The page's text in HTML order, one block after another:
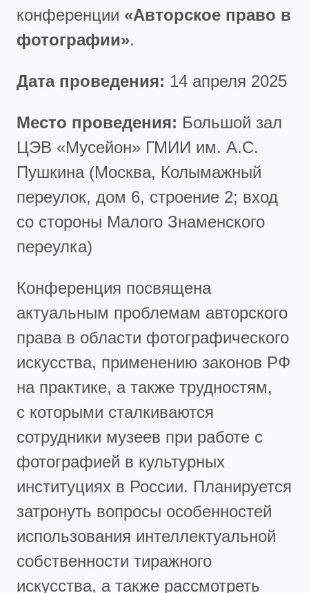
конференции «Авторское право в
фотографии».
Дата проведения: 14 апреля 2025
Место проведения: Большой зал
ЦЭВ «Мусейон» ГМИИ им. А.С.
Пушкина (Москва, Колымажный
переулок, дом 6, строение 2; вход
со стороны Малого Знаменского
переулка)
Конференция посвящена
актуальным проблемам авторского
права в области фотографического
искусства, применению законов РФ
на практике, а также трудностям,
с которыми сталкиваются
сотрудники музеев при работе с
фотографией в культурных
институциях в России. Планируется
затронуть вопросы особенностей
использования интеллектуальной
собственности тиражного
искусства, а также рассмотреть